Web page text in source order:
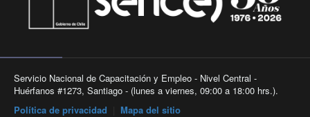
Servicio Nacional de Capacitación y Empleo - Nivel Central -
Huérfanos #1273, Santiago - (lunes a viernes, 09:00 a 18:00 hrs.).
Política de privacidad
Mapa del sitio